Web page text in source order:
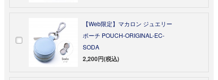
【Web限定】マカロン ジュエリー
ポーチ POUCH-ORIGINAL-EC-
SODA
2,200円(税込)